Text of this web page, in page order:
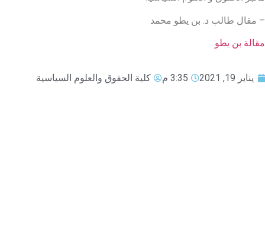
– مقال طالب د. بن يطو محمد
مقالة بن يطو
يناير 19, 2021 3:35 م كلية الحقوق والعلوم السياسية